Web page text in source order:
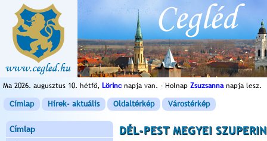
Ma 2026. augusztus 10. hétfő, Lörinc napja van. - Holnap Zsuzsannanapja lesz.
Címlap Hírek- aktuális Oldaltérkép Várostérkép
Címlap
DÉL-PEST MEGYEI